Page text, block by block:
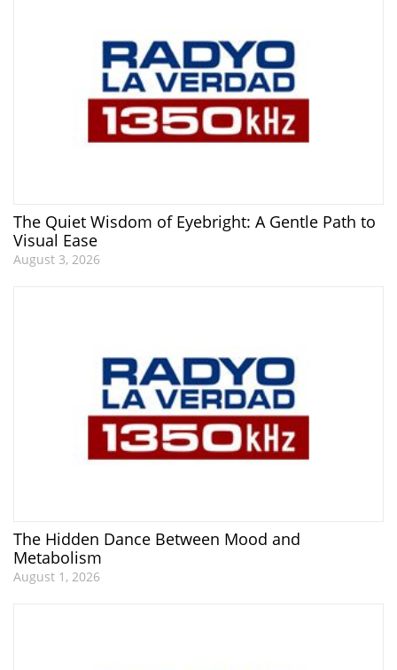
The Quiet Wisdom of Eyebright: A Gentle Path to
Visual Ease
August 3, 2026
The Hidden Dance Between Mood and
Metabolism
August 1, 2026